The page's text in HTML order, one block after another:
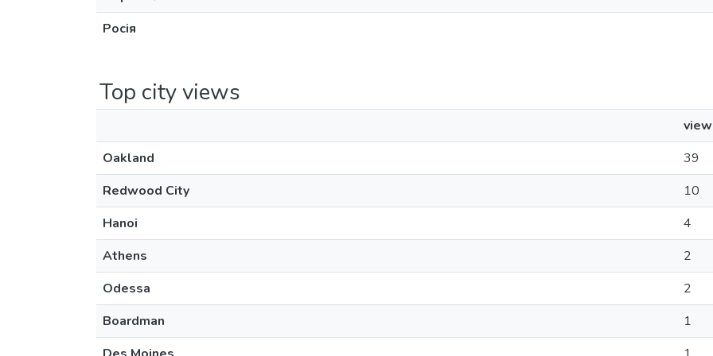
Росія
Top city views
Oakland
39
Redwood City
10
Hanoi
4
Athens
2
Odessa
2
Boardman
1